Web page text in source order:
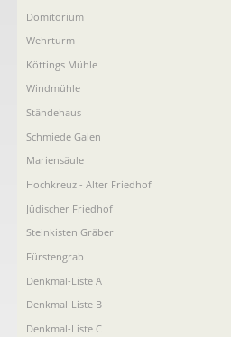
Domitorium
Wehrturm
Köttings Mühle
Windmühle
Ständehaus
Schmiede Galen
Mariensäule
Hochkreuz - Alter Friedhof
Jüdischer Friedhof
Steinkisten Gräber
Fürstengrab
Denkmal-Liste A
Denkmal-Liste B
Denkmal-Liste C